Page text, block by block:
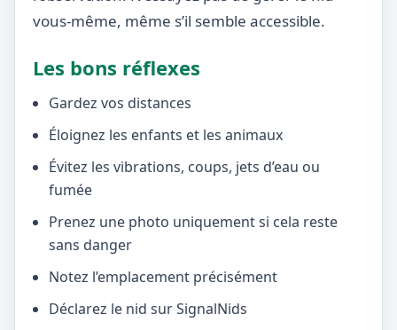
vous-même, même s’il semble accessible.
Les bons réflexes
Gardez vos distances
Éloignez les enfants et les animaux
Évitez les vibrations, coups, jets d’eau ou
fumée
Prenez une photo uniquement si cela reste
sans danger
Notez l’emplacement précisément
Déclarez le nid sur SignalNids